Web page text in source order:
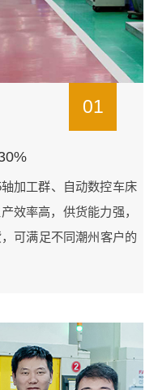
01
加工群、自动数控车床
效率高，供货能力强，
可满足不同潮州客户的